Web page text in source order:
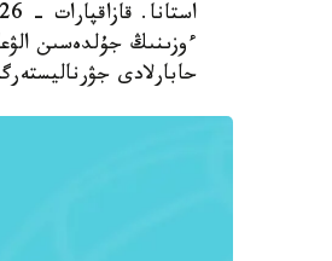
ءوزىنىڭ جۇلدەسىن
حابارلادى